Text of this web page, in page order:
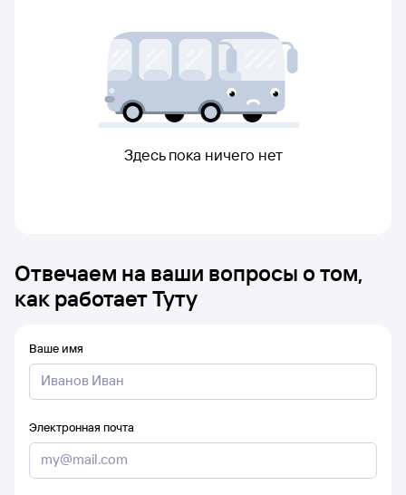
Здесь пока ничего нет
Отвечаем на ваши вопросы о том,
как работает Туту
Ваше имя
Электронная почта